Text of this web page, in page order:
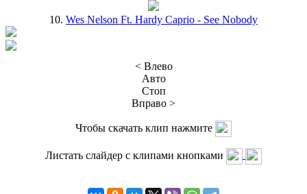
10. Wes Nelson Ft. Hardy Caprio - See Nobody
< Влево
Авто
Стоп
Вправо >
Чтобы скачать клип нажмите
Листать слайдер с клипами кнопками